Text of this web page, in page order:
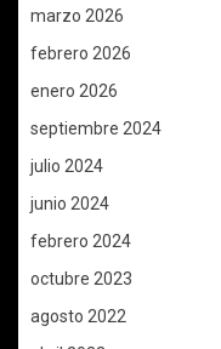
marzo 2026
febrero 2026
enero 2026
septiembre 2024
julio 2024
junio 2024
febrero 2024
octubre 2023
agosto 2022